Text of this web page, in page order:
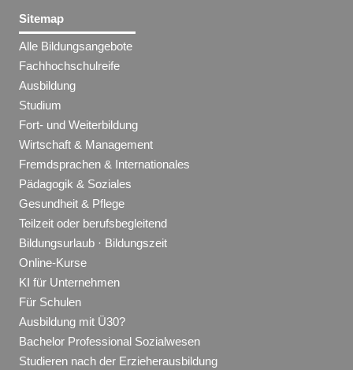
Sitemap
Alle Bildungsangebote
Fachhochschulreife
Ausbildung
Studium
Fort- und Weiterbildung
Wirtschaft & Management
Fremdsprachen & Internationales
Pädagogik & Soziales
Gesundheit & Pflege
Teilzeit oder berufsbegleitend
Bildungsurlaub · Bildungszeit
Online-Kurse
KI für Unternehmen
Für Schulen
Ausbildung mit Ü30?
Bachelor Professional Sozialwesen
Studieren nach der Erzieherausbildung